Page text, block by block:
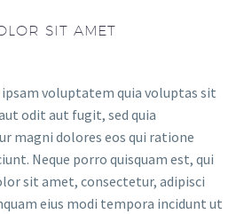
SIT AMET
voluptatem quia voluptas sit
odit aut fugit, sed quia
magni dolores eos qui ratione
Neque porro quisquam est, qui
sit amet, consectetur, adipisci
eius modi tempora incidunt ut